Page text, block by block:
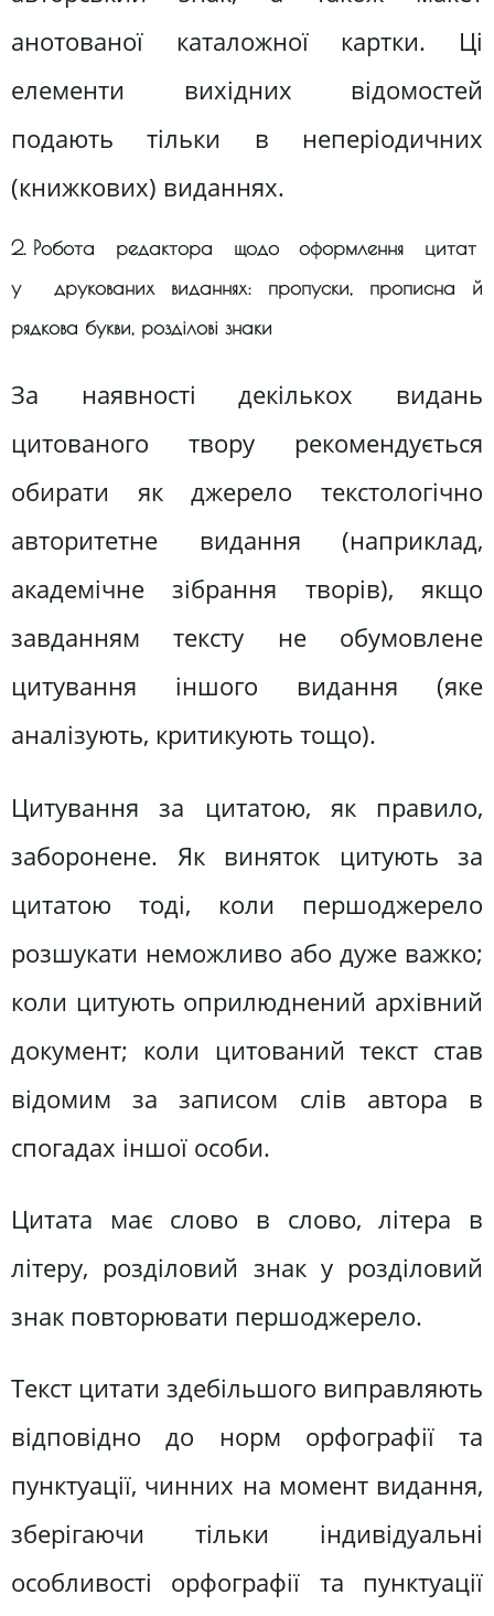
анотованої каталожної картки. Ці
елементи вихідних відомостей
подають тільки в неперіодичних
(книжкових) виданнях.
2. Робота редактора щодо оформлення цитат
у друкованих виданнях: пропуски, прописна й
рядкова букви, розділові знаки
За наявності декількох видань
цитованого твору рекомендується
обирати як джерело текстологічно
авторитетне видання (наприклад,
академічне зібрання творів), якщо
завданням тексту не обумовлене
цитування іншого видання (яке
аналізують, критикують тощо).
Цитування за цитатою, як правило,
заборонене. Як виняток цитують за
цитатою тоді, коли першоджерело
розшукати неможливо або дуже важко;
коли цитують оприлюднений архівний
документ; коли цитований текст став
відомим за записом слів автора в
спогадах іншої особи.
Цитата має слово в слово, літера в
літеру, розділовий знак у розділовий
знак повторювати першоджерело.
Текст цитати здебільшого виправляють
відповідно до норм орфографії та
пунктуації, чинних на момент видання,
зберігаючи тільки індивідуальні
особливості орфографії та пунктуації